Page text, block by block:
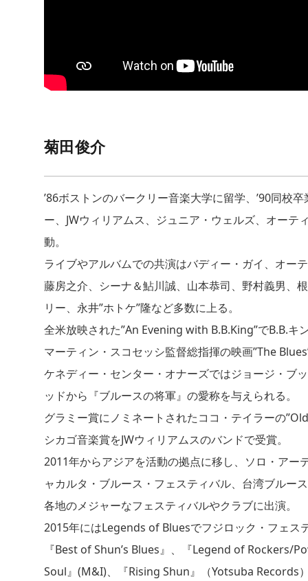
菊田俊介
’86ボストンのバークリー音楽大学に留学、’90同校
ー、JWウィリアムス、ジュニア・ウェルズ、オー
動。
ライブやアルバムでの共演はバディー・ガイ、オー
藤房之介、シーナ＆鮎川誠、山本恭司、野村義男、
リー、永井”ホトケ”隆など多数に上る。
全米放映された”An Evening with B.B.King”でB.B.キ
マーティン・スコセッシ監督総指揮の映画”The
ケネディー・センター・オナーズではジョージ・ブ
ッドから『ブルースの将軍』の愛称を与えられる。
グラミー賞にノミネートされたココ・テイラーの
シカゴ音楽賞をJWウィリアムスのバンドで受賞。
2011年からアジアを活動の拠点に移し、ソロ・ア
ャカルタ・ブルース・フェスティバル、台湾ブルー
各地のメジャーなフェスティバルやクラブに出演。
2015年にはLegends of Bluesでフジロック・フェス
『Best of Shun’s Blues』、『Legend of Rockers/
Soul』(M&I)、『Rising Shun』（Yotsuba Records